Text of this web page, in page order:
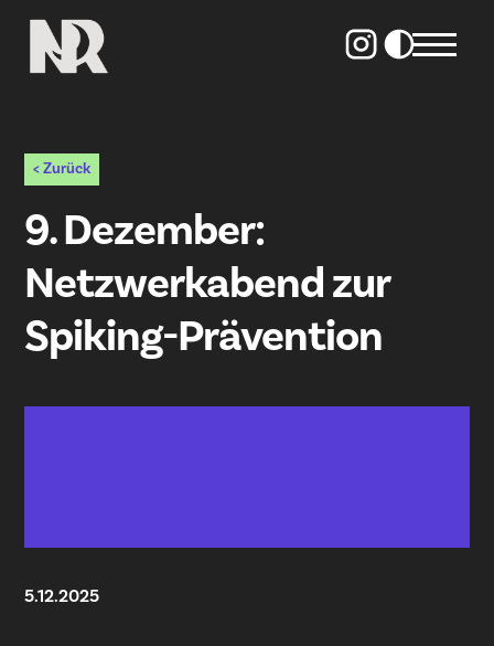
< Zurück
9. Dezember:
Netzwerkabend zur
Spiking-Prävention
5.12.2025